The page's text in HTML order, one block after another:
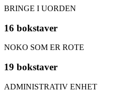
BRINGE I UORDEN
16 bokstaver
NOKO SOM ER ROTE
19 bokstaver
ADMINISTRATIV ENHET